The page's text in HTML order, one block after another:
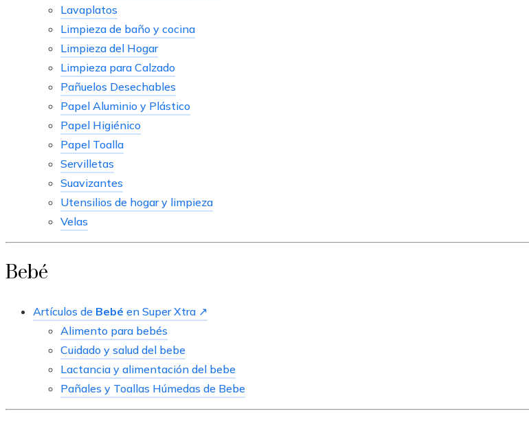
Lavaplatos
Limpieza de baño y cocina
Limpieza del Hogar
Limpieza para Calzado
Pañuelos Desechables
Papel Aluminio y Plástico
Papel Higiénico
Papel Toalla
Servilletas
Suavizantes
Utensilios de hogar y limpieza
Velas
Bebé
Artículos de Bebé en Super Xtra ↗
Alimento para bebés
Cuidado y salud del bebe
Lactancia y alimentación del bebe
Pañales y Toallas Húmedas de Bebe